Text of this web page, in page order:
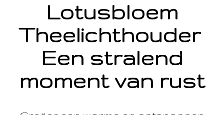
Lotusbloem
Theelichthouder
Een stralend
moment van rust